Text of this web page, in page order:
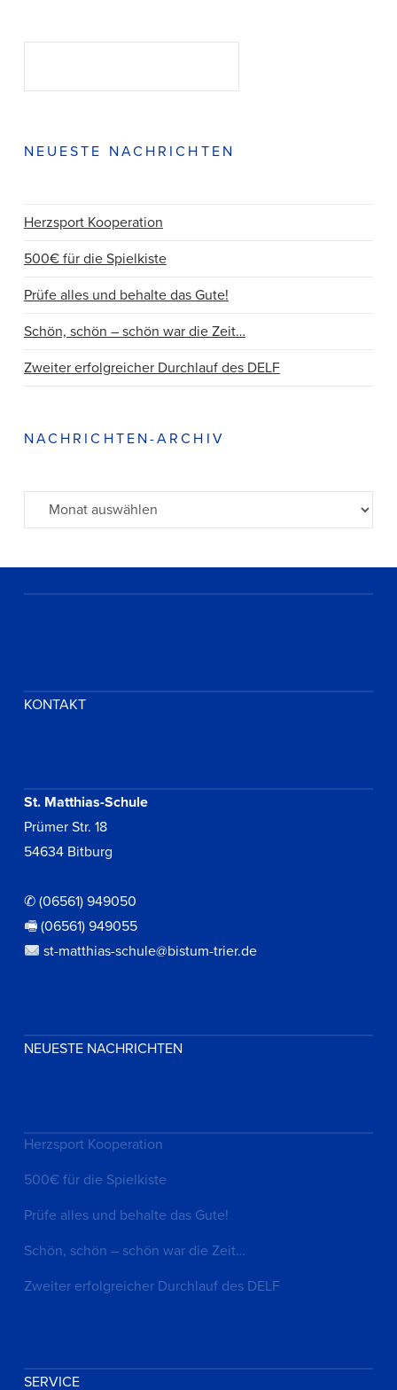
NEUESTE NACHRICHTEN
Herzsport Kooperation
500€ für die Spielkiste
Prüfe alles und behalte das Gute!
Schön, schön – schön war die Zeit…
Zweiter erfolgreicher Durchlauf des DELF
NACHRICHTEN-ARCHIV
Archiv
KONTAKT
St. Matthias-Schule
Prümer Str. 18
54634 Bitburg
✆ (06561) 949050
🖷 (06561) 949055
st-matthias-schule@bistum-trier.de
NEUESTE NACHRICHTEN
Herzsport Kooperation
500€ für die Spielkiste
Prüfe alles und behalte das Gute!
Schön, schön – schön war die Zeit…
Zweiter erfolgreicher Durchlauf des DELF
SERVICE